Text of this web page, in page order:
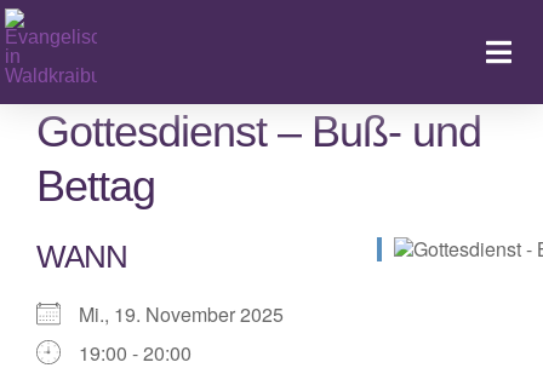
Zum
Inhalt
springen
Gottesdienst – Buß- und
Bettag
WANN
Mi., 19. November 2025
19:00 - 20:00